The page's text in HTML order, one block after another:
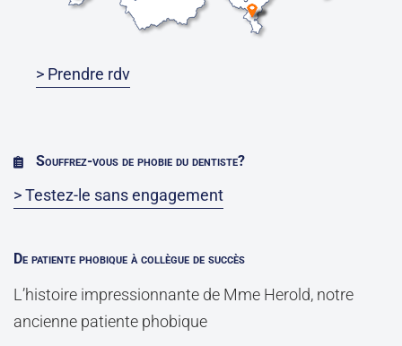
> Prendre rdv
Souffrez-vous de phobie du dentiste?
> Testez-le sans engagement
De patiente phobique à collègue de succès
L’histoire impressionnante de Mme Herold, notre
ancienne patiente phobique